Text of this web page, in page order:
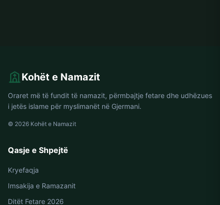
Kohët e Namazit
Oraret më të fundit të namazit, përmbajtje fetare dhe udhëzues
i jetës islame për myslimanët në Gjermani.
© 2026 Kohët e Namazit
Qasje e Shpejtë
Kryefaqja
Imsakija e Ramazanit
Ditët Fetare 2026